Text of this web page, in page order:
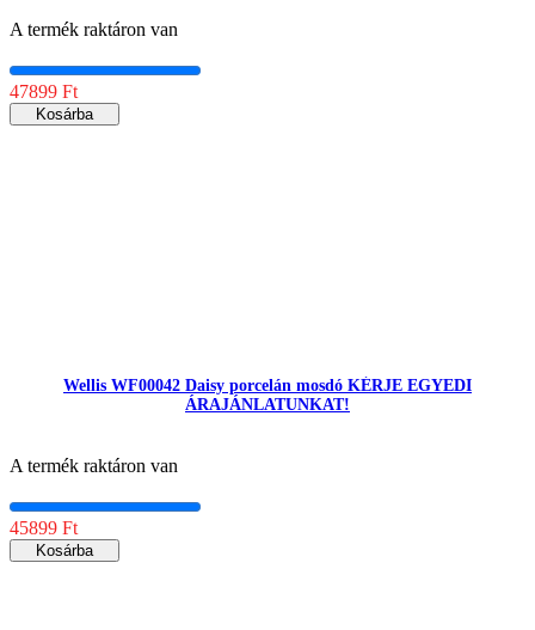
A termék raktáron van
47899 Ft
Kosárba
Wellis WF00042 Daisy porcelán mosdó KÉRJE EGYEDI
ÁRAJÁNLATUNKAT!
A termék raktáron van
45899 Ft
Kosárba